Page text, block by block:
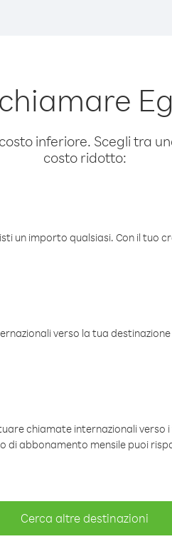
inferiore. Scegli tra
costo ridotto:
un importo qualsiasi. Con il tuo
verso la tua
chiamate internazionali verso
di abbonamento mensile puoi
Cerca altre destinazioni